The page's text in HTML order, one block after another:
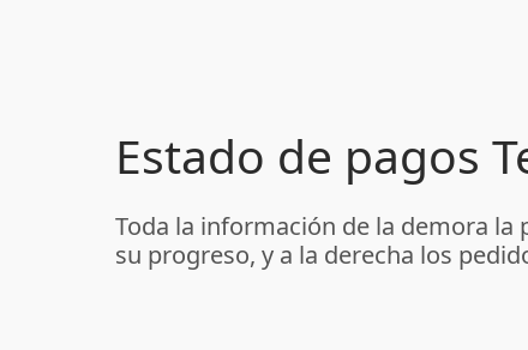
Estado de pagos
Toda la información de la demora la
su progreso, y a la derecha los